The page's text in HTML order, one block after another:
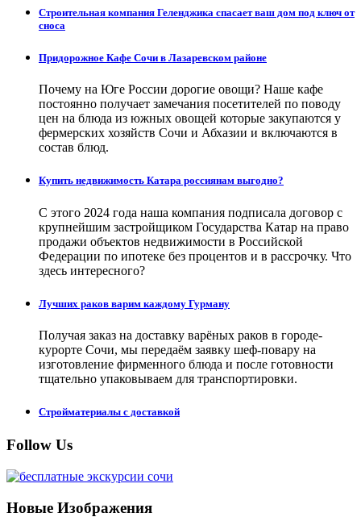
Строительная компания Геленджика спасает ваш дом под ключ от
сноса
Придорожное Кафе Сочи в Лазаревском районе
Почему на Юге России дорогие овощи? Наше кафе
постоянно получает замечания посетителей по поводу
цен на блюда из южных овощей которые закупаются у
фермерских хозяйств Сочи и Абхазии и включаются в
состав блюд.
Купить недвижимость Катара россиянам выгодно?
С этого 2024 года наша компания подписала договор с
крупнейшим застройщиком Государства Катар на право
продажи объектов недвижимости в Российской
Федерации по ипотеке без процентов и в рассрочку. Что
здесь интересного?
Лучших раков варим каждому Гурману
Получая заказ на доставку варёных раков в городе-
курорте Сочи, мы передаём заявку шеф-повару на
изготовление фирменного блюда и после готовности
тщательно упаковываем для транспортировки.
Стройматериалы с доставкой
Follow Us
Новые Изображения